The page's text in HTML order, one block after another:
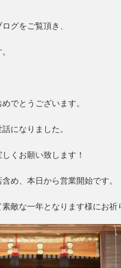
グをご覧頂き、
でとうございます。
になりました。
くお願い致します！
め、本日から営業開始です。
敵な一年となります様にお祈